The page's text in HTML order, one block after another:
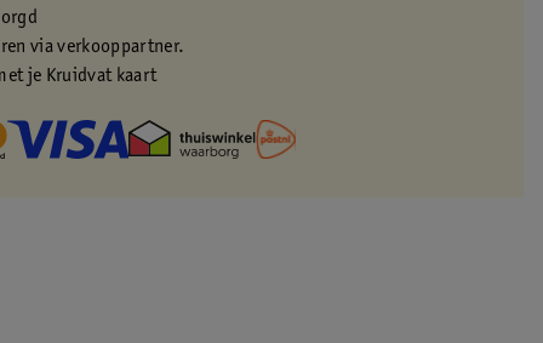
via verkooppartner.
je Kruidvat kaart